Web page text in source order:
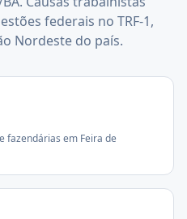
federais no TRF-1,
Nordeste do país.
fazendárias em Feira de